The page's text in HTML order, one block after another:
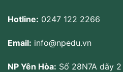
Hotline: 0247 122 2266
Email: info@npedu.vn
NP Yên Hòa: Số 28N7A dãy